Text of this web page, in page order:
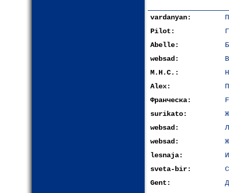
vardanyan:
Pilot:
Abelle:
websad:
М.Н.С.:
Alex:
Франческа:
surikato:
websad:
websad:
lesnaja:
sveta-bir:
Gent: